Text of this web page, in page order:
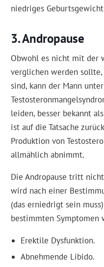
niedriges
Andropause
Obwohl es nicht mit der
verglichen werden
sind, kann der Mann
leiden, besser bekannt
ist auf die Tatsache
Produktion von
allmählich abnimmt.
Die Andropause tritt
wird nach einer
(das erniedrigt sein
bestimmten Symptomen
Erektile Dysfunktion.
Abnehmende Libido.